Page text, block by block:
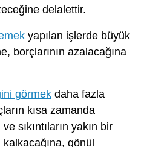
delalettir.
yapılan işlerde büyük
borçlarının azalacağına
görmek daha fazla
kısa zamanda
sıkıntıların yakın bir
gönül